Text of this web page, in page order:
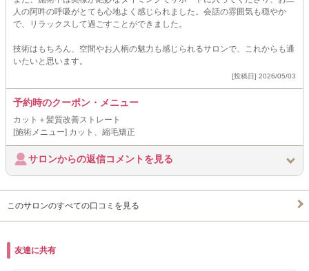
人の阿吽の呼吸がとても心地よく感じられました。会話の雰囲気も穏やか
で、リラックスして過ごすことができました。
技術はもちろん、空間やお人柄の魅力も感じられるサロンで、これからも通
いたいと思います。
[投稿日] 2026/05/03
予約時のクーポン・メニュー
カット＋髪質改善ストレート
[施術メニュー] カット、縮毛矯正
サロンからの返信コメントを見る
このサロンのすべての口コミを見る
友達に共有